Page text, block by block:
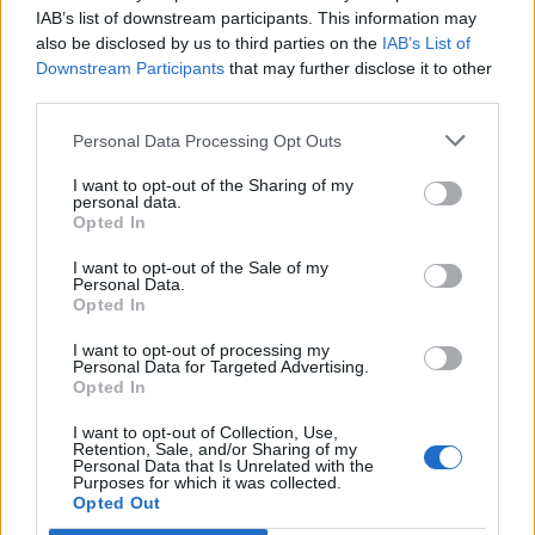
IAB’s list of downstream participants. This information may
also be disclosed by us to third parties on the IAB’s List of
Downstream Participants that may further disclose it to other
Personal Data Processing Opt Outs
I want to opt-out of the Sharing of my
personal data.
Opted In
I want to opt-out of the Sale of my
Personal Data.
Opted In
I want to opt-out of processing my
Personal Data for Targeted Advertising.
Opted In
I want to opt-out of Collection, Use,
Retention, Sale, and/or Sharing of my
Personal Data that Is Unrelated with the
Purposes for which it was collected.
Opted Out
2024-03-08
Misure fiscali automatiche e sovvenzioni a fondo
agenzia delle entrate
2023-08-01
imprese a media capitalizzazione
Banca del Mezzogiorno MedioCredito Centrale S.p.A.
2023-08-01
TCF: Garanzie sui prestiti per PMI e piccole
imprese a media capitalizzazione
Banca del Mezzogiorno MedioCredito Centrale S.p.A.
150.000 euro
2023-06-30